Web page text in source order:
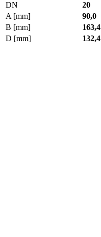
DN
20
A [mm]
90,0
B [mm]
163,4
D [mm]
132,4